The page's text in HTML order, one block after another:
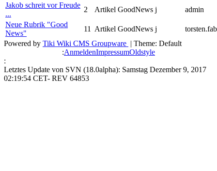
Jakob schreit vor Freude
...
2 Artikel GoodNews j
admin
Neue Rubrik "Good
News"
11 Artikel GoodNews j
Powered by Tiki Wiki CMS Groupware | Theme: Default
:AnmeldenImpressumOldstyle
:
Letztes Update von SVN (18.0alpha): Samstag Dezember 9, 2017
02:19:54 CET- REV 64853